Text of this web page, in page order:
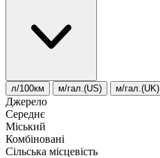
л/100км м/гал.(US) м/гал.(UK)
Джерело
Середнє
Міський
Комбіновані
Сільська місцевість